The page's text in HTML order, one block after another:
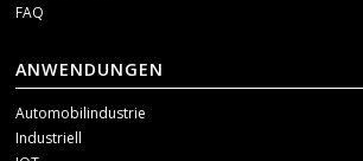
FAQ
ANWENDUNGEN
Automobilindustrie
Industriell